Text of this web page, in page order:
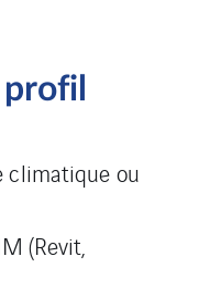
climatique ou
(Revit,